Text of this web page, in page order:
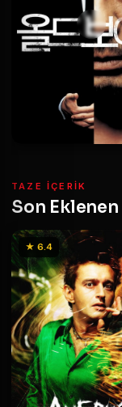
TAZE IÇERIK
Son Eklenen
★ 6.4